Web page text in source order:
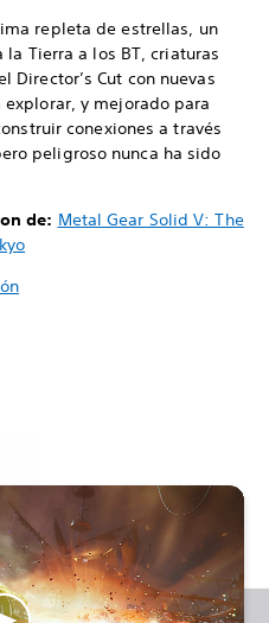
repleta de estrellas, un
Tierra a los BT, criaturas
Cut con nuevas
y mejorado para
conexiones a través
peligroso nunca ha sido
de: Metal Gear Solid V: The